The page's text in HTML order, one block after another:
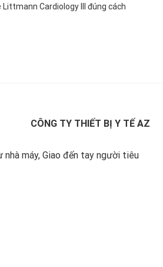
Littmann Cardiology III đúng cách
CÔNG TY THIẾT BỊ Y TẾ AZ
máy, Giao đến tay người tiêu